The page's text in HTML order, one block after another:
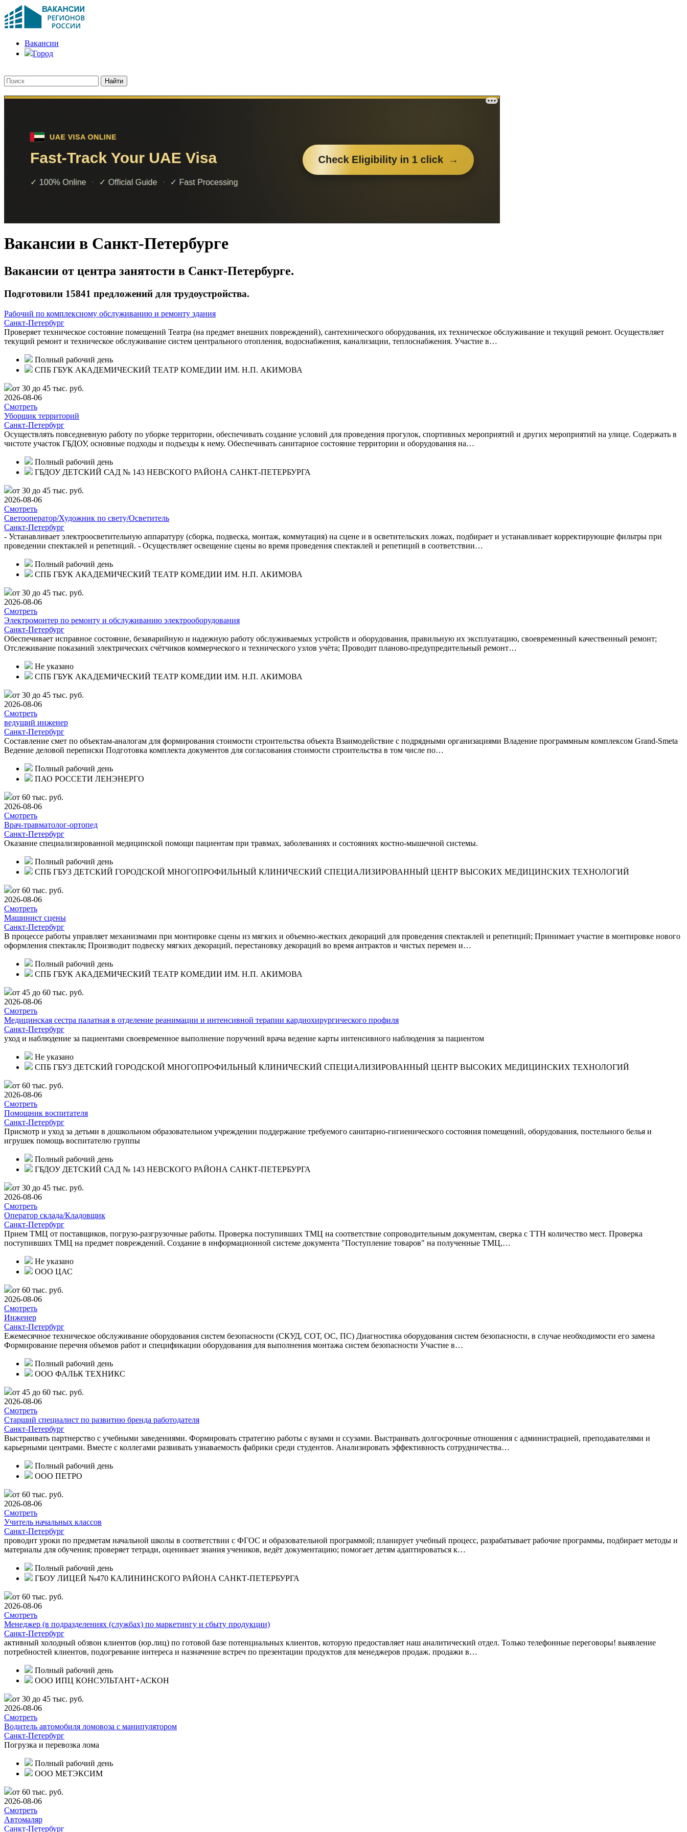
Вакансии
Город
Вакансии в Санкт-Петербурге
Вакансии от центра занятости в Санкт-Петербурге.
Подготовили 15841 предложений для трудоустройства.
Рабочий по комплексному обслуживанию и ремонту здания
Санкт-Петербург
Проверяет техническое состояние помещений Театра (на предмет внешних повреждений), сантехнического оборудования, их техническое обслуживание и текущий ремонт. Осуществляет
текущий ремонт и техническое обслуживание систем центрального отопления, водоснабжения, канализации, теплоснабжения. Участие в…
Полный рабочий день
СПБ ГБУК АКАДЕМИЧЕСКИЙ ТЕАТР КОМЕДИИ ИМ. Н.П. АКИМОВА
от 30 до 45 тыс. руб.
2026-08-06
Смотреть
Уборщик территорий
Санкт-Петербург
Осуществлять повседневную работу по уборке территории, обеспечивать создание условий для проведения прогулок, спортивных мероприятий и других мероприятий на улице. Содержать в
чистоте участок ГБДОУ, основные подходы и подъезды к нему. Обеспечивать санитарное состояние территории и оборудования на…
Полный рабочий день
ГБДОУ ДЕТСКИЙ САД № 143 НЕВСКОГО РАЙОНА САНКТ-ПЕТЕРБУРГА
от 30 до 45 тыс. руб.
2026-08-06
Смотреть
Светооператор/Художник по свету/Осветитель
Санкт-Петербург
- Устанавливает электроосветительную аппаратуру (сборка, подвеска, монтаж, коммутация) на сцене и в осветительских ложах, подбирает и устанавливает корректирующие фильтры при
проведении спектаклей и репетиций. - Осуществляет освещение сцены во время проведения спектаклей и репетиций в соответствии…
Полный рабочий день
СПБ ГБУК АКАДЕМИЧЕСКИЙ ТЕАТР КОМЕДИИ ИМ. Н.П. АКИМОВА
от 30 до 45 тыс. руб.
2026-08-06
Смотреть
Электромонтер по ремонту и обслуживанию электрооборудования
Санкт-Петербург
Обеспечивает исправное состояние, безаварийную и надежную работу обслуживаемых устройств и оборудования, правильную их эксплуатацию, своевременный качественный ремонт;
Отслеживание показаний электрических счётчиков коммерческого и технического узлов учёта; Проводит планово-предупредительный ремонт…
Не указано
СПБ ГБУК АКАДЕМИЧЕСКИЙ ТЕАТР КОМЕДИИ ИМ. Н.П. АКИМОВА
от 30 до 45 тыс. руб.
2026-08-06
Смотреть
ведущий инженер
Санкт-Петербург
Составление смет по объектам-аналогам для формирования стоимости строительства объекта Взаимодействие с подрядными организациями Владение программным комплексом Grand-Smeta
Ведение деловой переписки Подготовка комплекта документов для согласования стоимости строительства в том числе по…
Полный рабочий день
ПАО РОССЕТИ ЛЕНЭНЕРГО
от 60 тыс. руб.
2026-08-06
Смотреть
Врач-травматолог-ортопед
Санкт-Петербург
Оказание специализированной медицинской помощи пациентам при травмах, заболеваниях и состояниях костно-мышечной системы.
Полный рабочий день
СПБ ГБУЗ ДЕТСКИЙ ГОРОДСКОЙ МНОГОПРОФИЛЬНЫЙ КЛИНИЧЕСКИЙ СПЕЦИАЛИЗИРОВАННЫЙ ЦЕНТР ВЫСОКИХ МЕДИЦИНСКИХ ТЕХНОЛОГИЙ
от 60 тыс. руб.
2026-08-06
Смотреть
Машинист сцены
Санкт-Петербург
В процессе работы управляет механизмами при монтировке сцены из мягких и объемно-жестких декораций для проведения спектаклей и репетиций; Принимает участие в монтировке нового
оформления спектакля; Производит подвеску мягких декораций, перестановку декораций во время антрактов и чистых перемен и…
Полный рабочий день
СПБ ГБУК АКАДЕМИЧЕСКИЙ ТЕАТР КОМЕДИИ ИМ. Н.П. АКИМОВА
от 45 до 60 тыс. руб.
2026-08-06
Смотреть
Медицинская сестра палатная в отделение реанимации и интенсивной терапии кардиохирургического профиля
Санкт-Петербург
уход и наблюдение за пациентами своевременное выполнение поручений врача ведение карты интенсивного наблюдения за пациентом
Не указано
СПБ ГБУЗ ДЕТСКИЙ ГОРОДСКОЙ МНОГОПРОФИЛЬНЫЙ КЛИНИЧЕСКИЙ СПЕЦИАЛИЗИРОВАННЫЙ ЦЕНТР ВЫСОКИХ МЕДИЦИНСКИХ ТЕХНОЛОГИЙ
от 60 тыс. руб.
2026-08-06
Смотреть
Помощник воспитателя
Санкт-Петербург
Присмотр и уход за детьми в дошкольном образовательном учреждении поддержание требуемого санитарно-гигиенического состояния помещений, оборудования, постельного белья и
игрушек помощь воспитателю группы
Полный рабочий день
ГБДОУ ДЕТСКИЙ САД № 143 НЕВСКОГО РАЙОНА САНКТ-ПЕТЕРБУРГА
от 30 до 45 тыс. руб.
2026-08-06
Смотреть
Оператор склада/Кладовщик
Санкт-Петербург
Прием ТМЦ от поставщиков, погрузо-разгрузочные работы. Проверка поступивших ТМЦ на соответствие сопроводительным документам, сверка с ТТН количество мест. Проверка
поступивших ТМЦ на предмет повреждений. Создание в информационной системе документа "Поступление товаров" на полученные ТМЦ,…
Не указано
ООО ЦАС
от 60 тыс. руб.
2026-08-06
Смотреть
Инженер
Санкт-Петербург
Ежемесячное техническое обслуживание оборудования систем безопасности (СКУД, СОТ, ОС, ПС) Диагностика оборудования систем безопасности, в случае необходимости его замена
Формирование перечня объемов работ и спецификации оборудования для выполнения монтажа систем безопасности Участие в…
Полный рабочий день
ООО ФАЛЬК ТЕХНИКС
от 45 до 60 тыс. руб.
2026-08-06
Смотреть
Старший специалист по развитию бренда работодателя
Санкт-Петербург
Выстраивать партнерство с учебными заведениями. Формировать стратегию работы с вузами и ссузами. Выстраивать долгосрочные отношения с администрацией, преподавателями и
карьерными центрами. Вместе с коллегами развивать узнаваемость фабрики среди студентов. Анализировать эффективность сотрудничества…
Полный рабочий день
ООО ПЕТРО
от 60 тыс. руб.
2026-08-06
Смотреть
Учитель начальных классов
Санкт-Петербург
проводит уроки по предметам начальной школы в соответствии с ФГОС и образовательной программой; планирует учебный процесс, разрабатывает рабочие программы, подбирает методы и
материалы для обучения; проверяет тетради, оценивает знания учеников, ведёт документацию; помогает детям адаптироваться к…
Полный рабочий день
ГБОУ ЛИЦЕЙ №470 КАЛИНИНСКОГО РАЙОНА САНКТ-ПЕТЕРБУРГА
от 60 тыс. руб.
2026-08-06
Смотреть
Менеджер (в подразделениях (службах) по маркетингу и сбыту продукции)
Санкт-Петербург
активный холодный обзвон клиентов (юр.лиц) по готовой базе потенциальных клиентов, которую предоставляет наш аналитический отдел. Только телефонные переговоры! выявление
потребностей клиентов, подогревание интереса и назначение встреч по презентации продуктов для менеджеров продаж. продажи в…
Полный рабочий день
ООО ИПЦ КОНСУЛЬТАНТ+АСКОН
от 30 до 45 тыс. руб.
2026-08-06
Смотреть
Водитель автомобиля ломовоза с манипулятором
Санкт-Петербург
Погрузка и перевозка лома
Полный рабочий день
ООО МЕТЭКСИМ
от 60 тыс. руб.
2026-08-06
Смотреть
Автомаляр
Санкт-Петербург